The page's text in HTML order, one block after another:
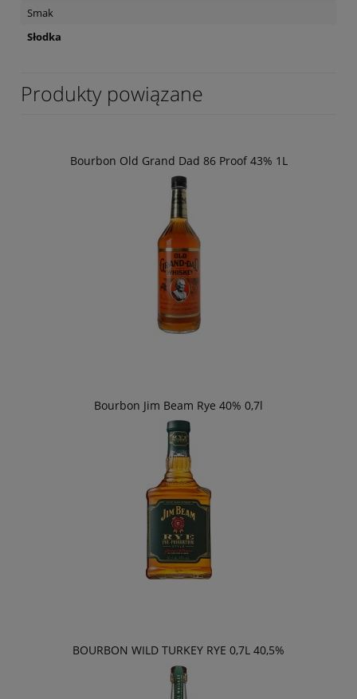
Smak
Słodka
Produkty powiązane
Bourbon Old Grand Dad 86 Proof 43% 1L
Bourbon Jim Beam Rye 40% 0,7l
BOURBON WILD TURKEY RYE 0,7L 40,5%